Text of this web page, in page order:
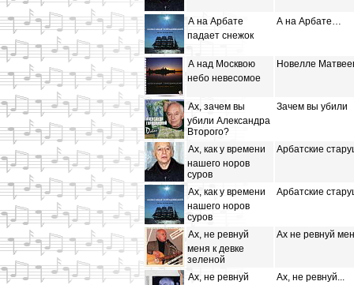
А на Арбате
падает снежок
А на Арбате…
А над Москвою
небо невесомое
Новелле
Ах, зачем вы
убили Александра
Второго?
Зачем вы убили
Ах, как у времени
нашего норов
суров
Арбатские
Ах, как у времени
нашего норов
суров
Арбатские
Ах, не ревнуй
меня к девке
зеленой
Ах не ревнуй
Ах, не ревнуй
Ах, не ревнуй...